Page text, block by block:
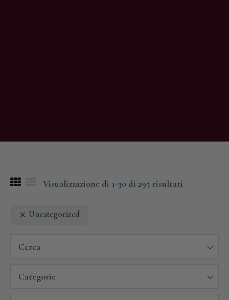
Visualizzazione di 1-30 di 295 risultati
Uncategorized
Cerca
Categorie